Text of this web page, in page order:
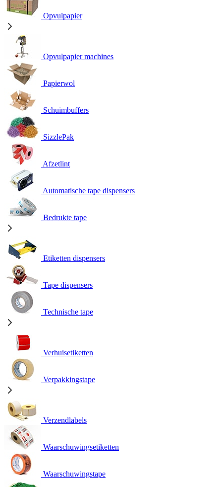
Opvulpapier
Opvulpapier machines
Papierwol
Schuimbuffers
SizzlePak
Afzetlint
Automatische tape dispensers
Bedrukte tape
Etiketten dispensers
Tape dispensers
Technische tape
Verhuisetiketten
Verpakkingstape
Verzendlabels
Waarschuwingsetiketten
Waarschuwingstape